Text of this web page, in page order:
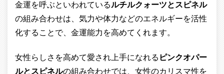
金運を呼ぶといわれているルチルクォーツとスピネル
の組み合わせは、気力や体力などのエネルギーを活性
化することで、金運能力を高めてくれます。
女性らしさを高めて愛され上手になれる ピンクオパー
ルとスピネルの組み合わせでは、女性のカリスマ性を